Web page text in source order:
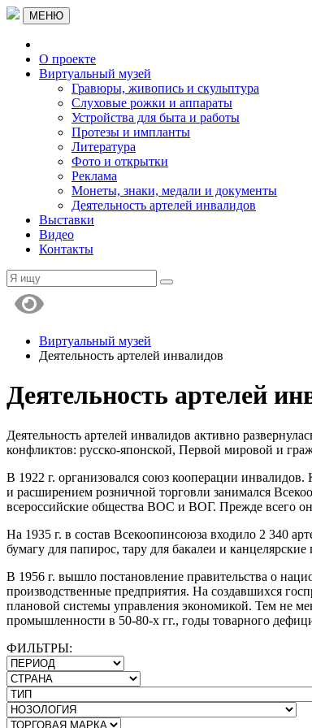
МЕНЮ
О проекте
Виртуальный музей
Гравюры, живопись и скульптура
Слуховые рожки и аппараты
Устройства для быта и работы
Протезы и импланты
Литература
Фото и открытки
Реклама
Монеты, знаки, медали и документы
Деятельность артелей инвалидов
Выставки
Видео
Контакты
Виртуальный музей
Деятельность артелей инвалидов
Деятельность артелей
Деятельность артелей инвалидов активно
конфликтов: русско-японской, Первой мировой и
В 1922 г. организовался союз кооперации
и расширением розничной торговли занимался
всероссийские общества ВОС и ВОГ. Прежде всего
На 1935 г. в состав Всекоопинсоюза входило 2 340
бумагу для папирос, тару для бакалеи и
В 1956 г. вышло постановление правительства о
производственные предприятия. На создавшихся
плановой системы управления экономикой. Тем не
промышленности в 50-80-х гг., годы товарного
ФИЛЬТРЫ: